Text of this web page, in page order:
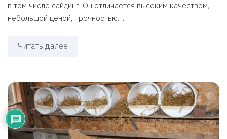
в том числе сайдинг. Он отличается высоким качеством,
небольшой ценой, прочностью. ...
Читать далее